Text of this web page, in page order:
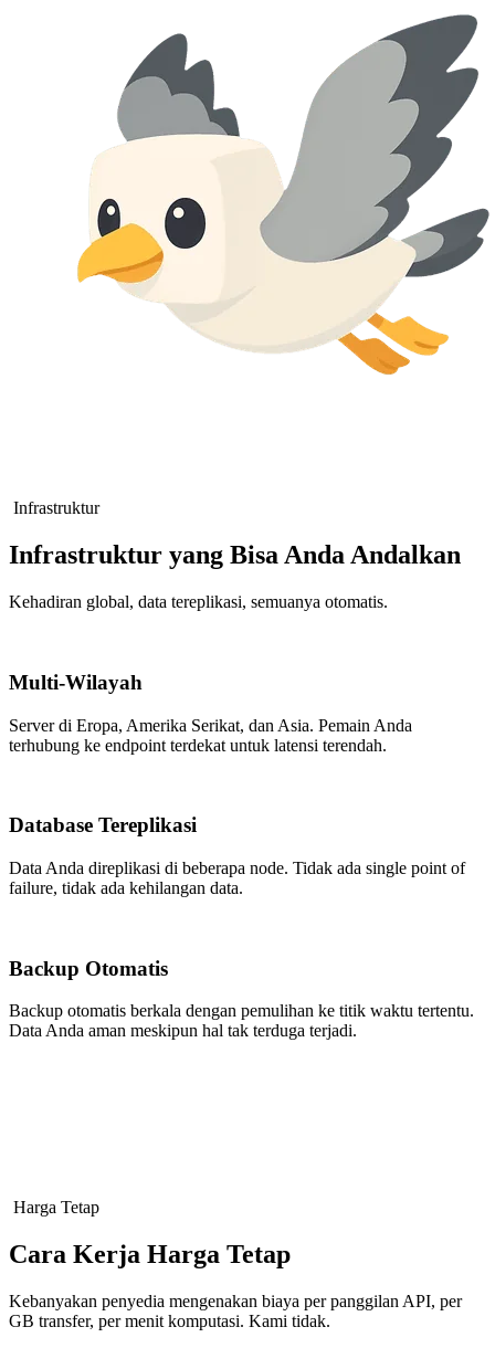
Infrastruktur
Infrastruktur yang Bisa Anda Andalkan
Kehadiran global, data tereplikasi, semuanya otomatis.
Multi-Wilayah
Server di Eropa, Amerika Serikat, dan Asia. Pemain Anda
terhubung ke endpoint terdekat untuk latensi terendah.
Database Tereplikasi
Data Anda direplikasi di beberapa node. Tidak ada single point of
failure, tidak ada kehilangan data.
Backup Otomatis
Backup otomatis berkala dengan pemulihan ke titik waktu tertentu.
Data Anda aman meskipun hal tak terduga terjadi.
Harga Tetap
Cara Kerja Harga Tetap
Kebanyakan penyedia mengenakan biaya per panggilan API, per
GB transfer, per menit komputasi. Kami tidak.